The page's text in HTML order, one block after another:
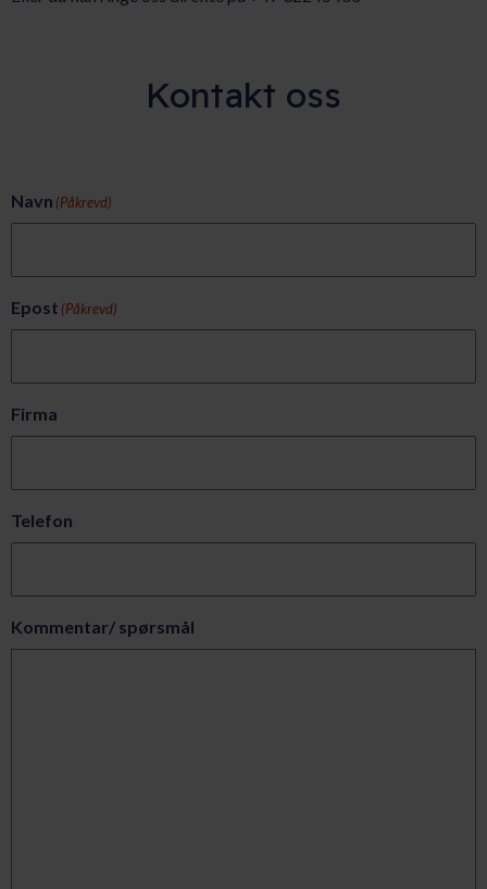
Kontakt oss
Navn (Påkrevd)
Epost (Påkrevd)
Firma
Telefon
Kommentar/ spørsmål